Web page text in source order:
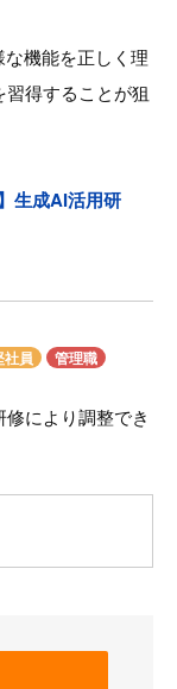
機能を正しく理
得することが狙
生成AI活用研
社員 管理職
により調整でき